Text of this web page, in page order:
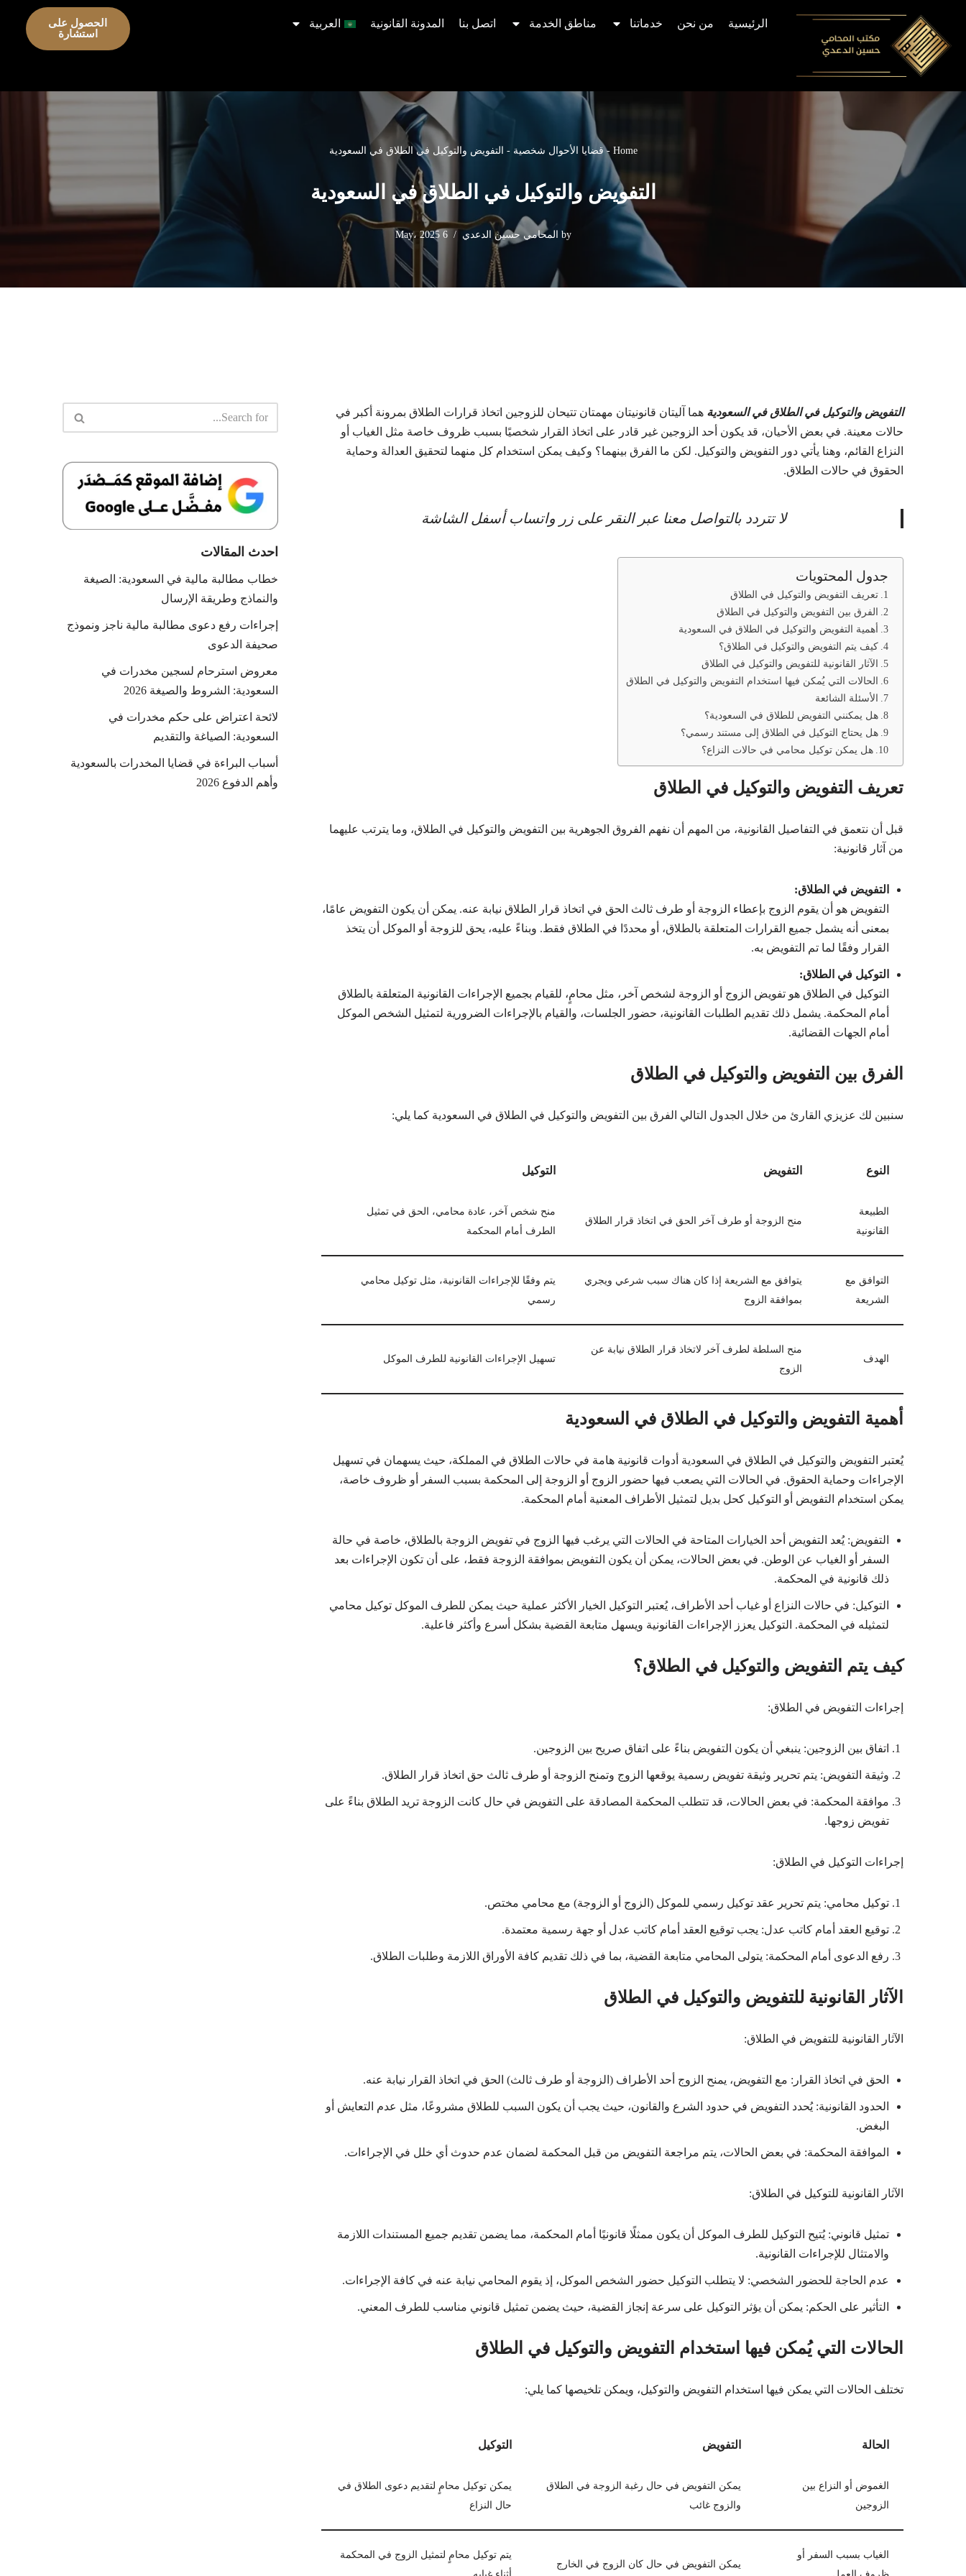
Skip
content
الرئيسية من نحن خدماتنا مناطق الخدمة اتصل بنا المدونة القانونية العربية
الحصول على
استشارة
Home
-قضايا الأحوال شخصية - التفويض والتوكيل في الطلاق في السعودية
التفويض والتوكيل في الطلاق في السعودية
by المحامي حسين الدعدي 6 May، 2025
التفويض والتوكيل في الطلاق في السعودية هما آليتان قانونيتان مهمتان تتيحان للزوجين اتخاذ قرارات الطلاق بمرونة أكبر في
حالات معينة. في بعض الأحيان، قد يكون أحد الزوجين غير قادر على اتخاذ القرار شخصيًا بسبب ظروف خاصة مثل الغياب أو
النزاع القائم، وهنا يأتي دور التفويض والتوكيل. لكن ما الفرق بينهما؟ وكيف يمكن استخدام كل منهما لتحقيق العدالة وحماية
الحقوق في حالات الطلاق.
لا تتردد بالتواصل معنا عبر النقر على زر واتساب أسفل الشاشة
جدول المحتويات
تعريف التفويض والتوكيل في الطلاق
الفرق بين التفويض والتوكيل في الطلاق
أهمية التفويض والتوكيل في الطلاق في السعودية
كيف يتم التفويض والتوكيل في الطلاق؟
الآثار القانونية للتفويض والتوكيل في الطلاق
الحالات التي يُمكن فيها استخدام التفويض والتوكيل في الطلاق
الأسئلة الشائعة
هل يمكنني التفويض للطلاق في السعودية؟
هل يحتاج التوكيل في الطلاق إلى مستند رسمي؟
هل يمكن توكيل محامي في حالات النزاع؟
تعريف التفويض والتوكيل في الطلاق
قبل أن نتعمق في التفاصيل القانونية، من المهم أن نفهم الفروق الجوهرية بين التفويض والتوكيل في الطلاق، وما يترتب عليهما
من آثار قانونية:
التفويض في الطلاق:
التفويض هو أن يقوم الزوج بإعطاء الزوجة أو طرف ثالث الحق في اتخاذ قرار الطلاق نيابة عنه. يمكن أن يكون التفويض عامًا،
بمعنى أنه يشمل جميع القرارات المتعلقة بالطلاق، أو محددًا في الطلاق فقط. وبناءً عليه، يحق للزوجة أو الموكل أن يتخذ
القرار وفقًا لما تم التفويض به.
التوكيل في الطلاق:
التوكيل في الطلاق هو تفويض الزوج أو الزوجة لشخص آخر، مثل محامٍ، للقيام بجميع الإجراءات القانونية المتعلقة بالطلاق
أمام المحكمة. يشمل ذلك تقديم الطلبات القانونية، حضور الجلسات، والقيام بالإجراءات الضرورية لتمثيل الشخص الموكل
أمام الجهات القضائية.
الفرق بين التفويض والتوكيل في الطلاق
سنبين لك عزيزي القارئ من خلال الجدول التالي الفرق بين التفويض والتوكيل في الطلاق في السعودية كما يلي:
النوع التفويض التوكيل
الطبيعة
القانونية
منح الزوجة أو طرف آخر الحق في اتخاذ قرار الطلاق
منح شخص آخر، عادة محامي، الحق في تمثيل
الطرف أمام المحكمة
التوافق مع
الشريعة
يتوافق مع الشريعة إذا كان هناك سبب شرعي ويجري
بموافقة الزوج
يتم وفقًا للإجراءات القانونية، مثل توكيل محامي
رسمي
الهدف
منح السلطة لطرف آخر لاتخاذ قرار الطلاق نيابة عن
الزوج
تسهيل الإجراءات القانونية للطرف الموكل
أهمية التفويض والتوكيل في الطلاق في السعودية
يُعتبر التفويض والتوكيل في الطلاق في السعودية أدوات قانونية هامة في حالات الطلاق في المملكة، حيث يسهمان في تسهيل
الإجراءات وحماية الحقوق. في الحالات التي يصعب فيها حضور الزوج أو الزوجة إلى المحكمة بسبب السفر أو ظروف خاصة،
يمكن استخدام التفويض أو التوكيل كحل بديل لتمثيل الأطراف المعنية أمام المحكمة.
التفويض: يُعد التفويض أحد الخيارات المتاحة في الحالات التي يرغب فيها الزوج في تفويض الزوجة بالطلاق، خاصة في حالة
السفر أو الغياب عن الوطن. في بعض الحالات، يمكن أن يكون التفويض بموافقة الزوجة فقط، على أن تكون الإجراءات بعد
ذلك قانونية في المحكمة.
التوكيل: في حالات النزاع أو غياب أحد الأطراف، يُعتبر التوكيل الخيار الأكثر عملية حيث يمكن للطرف الموكل توكيل محامي
لتمثيله في المحكمة. التوكيل يعزز الإجراءات القانونية ويسهل متابعة القضية بشكل أسرع وأكثر فاعلية.
كيف يتم التفويض والتوكيل في الطلاق؟
إجراءات التفويض في الطلاق:
اتفاق بين الزوجين: ينبغي أن يكون التفويض بناءً على اتفاق صريح بين الزوجين.
وثيقة التفويض: يتم تحرير وثيقة تفويض رسمية يوقعها الزوج وتمنح الزوجة أو طرف ثالث حق اتخاذ قرار الطلاق.
موافقة المحكمة: في بعض الحالات، قد تتطلب المحكمة المصادقة على التفويض في حال كانت الزوجة تريد الطلاق بناءً على
تفويض زوجها.
إجراءات التوكيل في الطلاق:
توكيل محامي: يتم تحرير عقد توكيل رسمي للموكل (الزوج أو الزوجة) مع محامي مختص.
توقيع العقد أمام كاتب عدل: يجب توقيع العقد أمام كاتب عدل أو جهة رسمية معتمدة.
رفع الدعوى أمام المحكمة: يتولى المحامي متابعة القضية، بما في ذلك تقديم كافة الأوراق اللازمة وطلبات الطلاق.
الآثار القانونية للتفويض والتوكيل في الطلاق
الآثار القانونية للتفويض في الطلاق:
الحق في اتخاذ القرار: مع التفويض، يمنح الزوج أحد الأطراف (الزوجة أو طرف ثالث) الحق في اتخاذ القرار نيابة عنه.
الحدود القانونية: يُحدد التفويض في حدود الشرع والقانون، حيث يجب أن يكون السبب للطلاق مشروعًا، مثل عدم التعايش أو
البغض.
الموافقة المحكمة: في بعض الحالات، يتم مراجعة التفويض من قبل المحكمة لضمان عدم حدوث أي خلل في الإجراءات.
الآثار القانونية للتوكيل في الطلاق:
تمثيل قانوني: يُتيح التوكيل للطرف الموكل أن يكون ممثلًا قانونيًا أمام المحكمة، مما يضمن تقديم جميع المستندات اللازمة
والامتثال للإجراءات القانونية.
عدم الحاجة للحضور الشخصي: لا يتطلب التوكيل حضور الشخص الموكل، إذ يقوم المحامي نيابة عنه في كافة الإجراءات.
التأثير على الحكم: يمكن أن يؤثر التوكيل على سرعة إنجاز القضية، حيث يضمن تمثيل قانوني مناسب للطرف المعني.
الحالات التي يُمكن فيها استخدام التفويض والتوكيل في الطلاق
تختلف الحالات التي يمكن فيها استخدام التفويض والتوكيل، ويمكن تلخيصها كما يلي:
الحالة التفويض التوكيل
الغموض أو النزاع بين
الزوجين
يمكن التفويض في حال رغبة الزوجة في الطلاق
والزوج غائب
يمكن توكيل محامٍ لتقديم دعوى الطلاق في
حال النزاع
الغياب بسبب السفر أو
يمكن التفويض في حال كان الزوج في الخارج
يتم توكيل محامٍ لتمثيل الزوج في المحكمة
احدث المقالات
خطاب مطالبة مالية في السعودية: الصيغة
والنماذج وطريقة الإرسال
إجراءات رفع دعوى مطالبة مالية ناجز ونموذج
صحيفة الدعوى
معروض استرحام لسجين مخدرات في
السعودية: الشروط والصيغة 2026
لائحة اعتراض على حكم مخدرات في
السعودية: الصياغة والتقديم
أسباب البراءة في قضايا المخدرات بالسعودية
وأهم الدفوع 2026